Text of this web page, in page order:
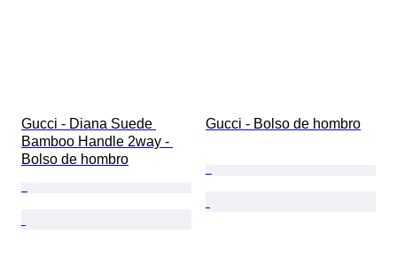
Gucci - Diana Suede
Bamboo Handle 2way -
Bolso de hombro
Gucci - Bolso de hombro